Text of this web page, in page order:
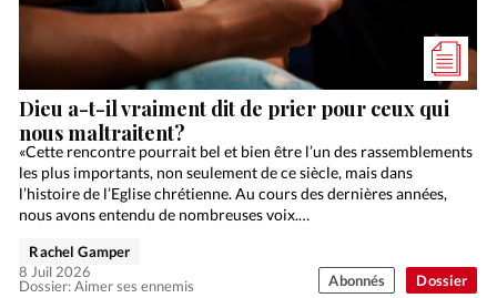
Dossier
Dieu a-t-il vraiment dit de prier pour ceux qui
nous maltraitent?
«Cette rencontre pourrait bel et bien être l’un des rassemblements
les plus importants, non seulement de ce siècle, mais dans
l’histoire de l’Eglise chrétienne. Au cours des dernières années,
nous avons entendu de nombreuses voix.…
Dossier: Aimer ses ennemis
Rachel Gamper
8 Juil 2026
Abonnés